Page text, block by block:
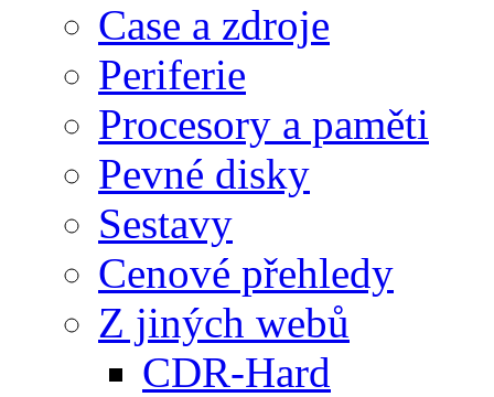
Case a zdroje
Periferie
Procesory a paměti
Pevné disky
Sestavy
Cenové přehledy
Z jiných webů
CDR-Hard